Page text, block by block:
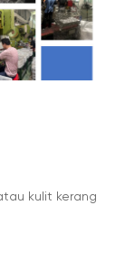
kulit kerang